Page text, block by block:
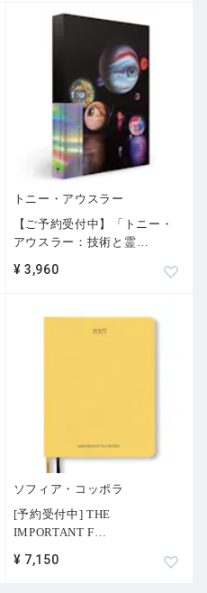
トニー・アウスラー
【ご予約受付中】「トニー・
アウスラー：技術と霊
¥ 3,960
ソフィア・コッポラ
[予約受付中] THE
IMPORTANT F…
¥ 7,150